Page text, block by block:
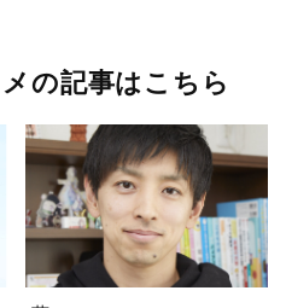
の記事はこちら